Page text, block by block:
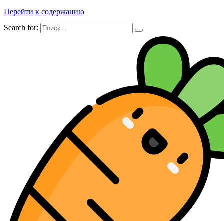
Перейти к содержанию
Search for: